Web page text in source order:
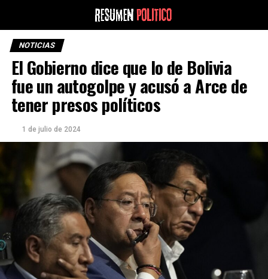
NOTICIAS
El Gobierno dice que lo de Bolivia
fue un autogolpe y acusó a Arce de
tener presos políticos
1 de julio de 2024